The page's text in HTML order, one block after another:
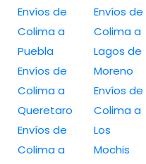
Envíos de
Colima a
Puebla
Envíos de
Colima a
Queretaro
Envíos de
Colima a
Envíos de
Colima a
Lagos de
Moreno
Envíos de
Colima a
Los
Mochis